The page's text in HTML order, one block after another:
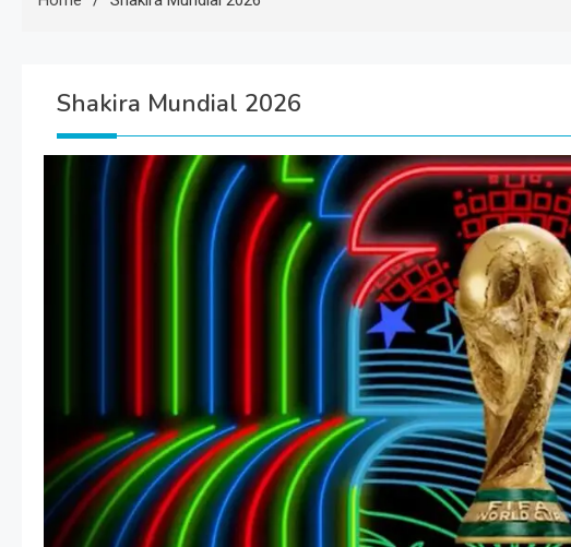
Shakira Mundial 2026